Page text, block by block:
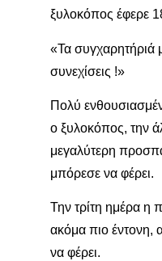
ξυλοκόπος έφερε
«Τα συγχαρητήριά
συνεχίσεις !»
Πολύ
ο ξυλοκόπος, την
μεγαλύτερη
μπόρεσε να φέρει.
Την τρίτη ημέρα η
ακόμα πιο έντονη,
να φέρει.